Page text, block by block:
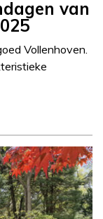
van
Vollenhoven.